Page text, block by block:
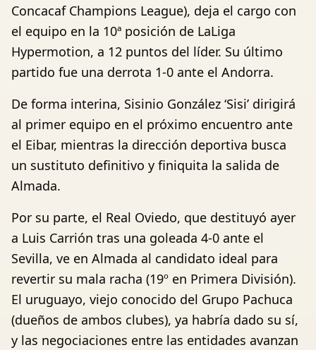
Concacaf Champions League), deja el cargo con
el equipo en la 10ª posición de LaLiga
Hypermotion, a 12 puntos del líder. Su último
partido fue una derrota 1-0 ante el Andorra.
De forma interina, Sisinio González ‘Sisi’ dirigirá
al primer equipo en el próximo encuentro ante
el Eibar, mientras la dirección deportiva busca
un sustituto definitivo y finiquita la salida de
Almada.
Por su parte, el Real Oviedo, que destituyó ayer
a Luis Carrión tras una goleada 4-0 ante el
Sevilla, ve en Almada al candidato ideal para
revertir su mala racha (19º en Primera División).
El uruguayo, viejo conocido del Grupo Pachuca
(dueños de ambos clubes), ya habría dado su sí,
y las negociaciones entre las entidades avanzan